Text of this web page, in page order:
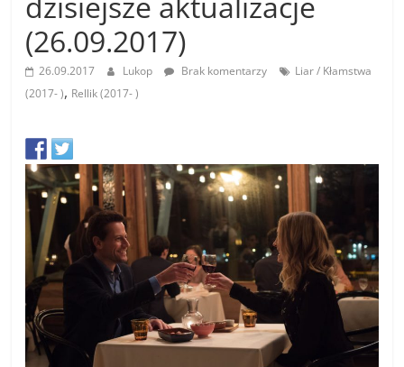
(26.09.2017)
26.09.2017 Lukop Brak komentarzy
Liar / Kłamstwa
(2017- ), Rellik (2017- )